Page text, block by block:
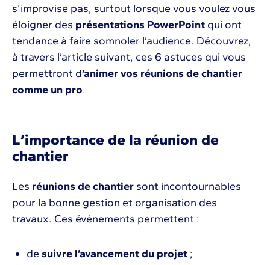
s’improvise pas, surtout lorsque vous voulez vous
éloigner des présentations PowerPoint qui ont
tendance à faire somnoler l’audience. Découvrez,
à travers l’article suivant, ces 6 astuces qui vous
permettront d’animer vos réunions de chantier
comme un pro.
L’importance de la réunion de
chantier
Les réunions de chantier sont incontournables
pour la bonne gestion et organisation des
travaux. Ces événements permettent :
de suivre l’avancement du projet ;